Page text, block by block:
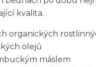
kvalita.
organických
olejů
máslem